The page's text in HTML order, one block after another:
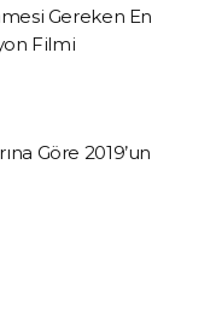
Gereken En
Filmi
Göre 2019’un